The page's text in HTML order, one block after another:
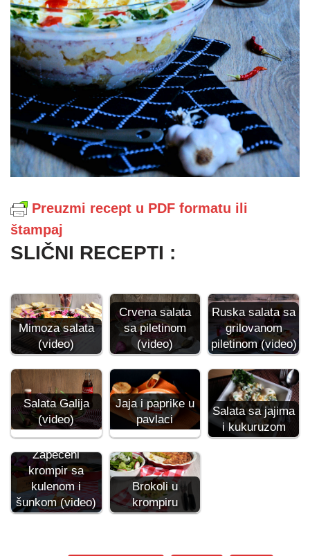
Preuzmi recept u PDF formatu ili
štampaj
SLIČNI RECEPTI :
Mimoza salata
(video)
Crvena salata
sa piletinom
(video)
Ruska salata sa
grilovanom
piletinom (video)
Salata Galija
(video)
Jaja i paprike u
pavlaci
Salata sa jajima
i kukuruzom
Zapečeni
krompir sa
kulenom i
šunkom (video)
Brokoli u
krompiru